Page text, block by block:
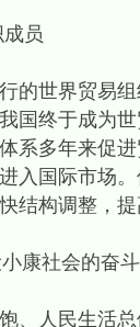
员
世界贸易组
国终于成为
系多年来促
入国际市场
结构调整，
康社会的奋
人民生活总